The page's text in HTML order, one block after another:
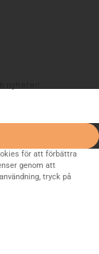
för att förbättra
genom att
tryck på